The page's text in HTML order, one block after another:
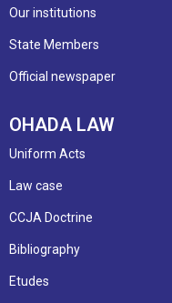
Our institutions
State Members
Official newspaper
OHADA LAW
Uniform Acts
Law case
CCJA Doctrine
Bibliography
Etudes